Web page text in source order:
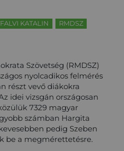
KATALIN
RMDSZ
Szövetség (RMDSZ)
nyolcadikos felmérés
részt vevő diákokra
idei vizsgán országosan
7329 magyar
számban Hargita
pedig Szeben
be a megmérettetésre.